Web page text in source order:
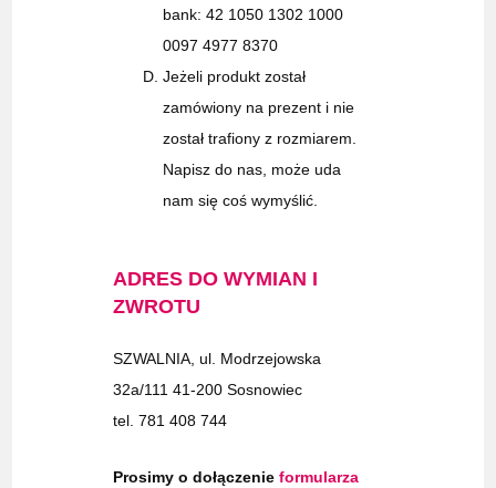
bank: 42 1050 1302 1000
0097 4977 8370
Jeżeli produkt został
zamówiony na prezent i nie
został trafiony z rozmiarem.
Napisz do nas, może uda
nam się coś wymyślić.
ADRES DO WYMIAN I
ZWROTU
SZWALNIA, ul. Modrzejowska
32a/111 41-200 Sosnowiec
tel. 781 408 744
Prosimy o dołączenieformularza